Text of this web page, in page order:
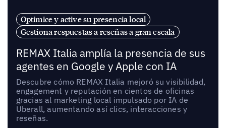
Optimice y active su presencia local
Gestiona respuestas a reseñas a gran escala
REMAX Italia amplía la presencia de sus
agentes en Google y Apple con IA
Descubre cómo REMAX Italia mejoró su visibilidad,
engagement y reputación en cientos de oficinas
gracias al marketing local impulsado por IA de
Uberall, aumentando así clics, interacciones y
reseñas.